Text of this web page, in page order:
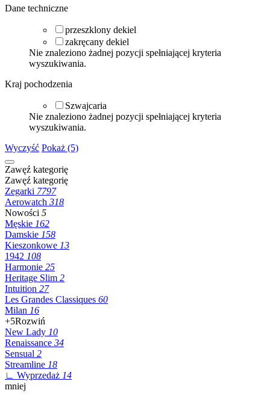
Dane techniczne
przeszklony dekiel
zakręcany dekiel
Nie znaleziono żadnej pozycji spełniającej kryteria
wyszukiwania.
Kraj pochodzenia
Szwajcaria
Nie znaleziono żadnej pozycji spełniającej kryteria
wyszukiwania.
Wyczyść Pokaż (5)
Zawęź kategorię
Zawęź kategorię
Zegarki 7797
Aerowatch 318
Nowości 5
Męskie 162
Damskie 158
Kieszonkowe 13
1942 108
Harmonie 25
Heritage Slim 2
Intuition 27
Les Grandes Classiques 60
Milan 16
+5Rozwiń
New Lady 10
Renaissance 34
Sensual 2
Streamline 18
∟ Wyprzedaż 14
mniej